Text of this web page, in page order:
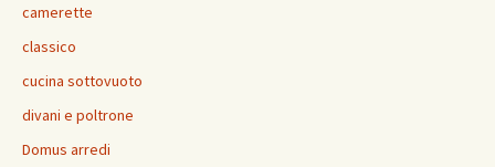
camerette
classico
cucina sottovuoto
divani e poltrone
Domus arredi